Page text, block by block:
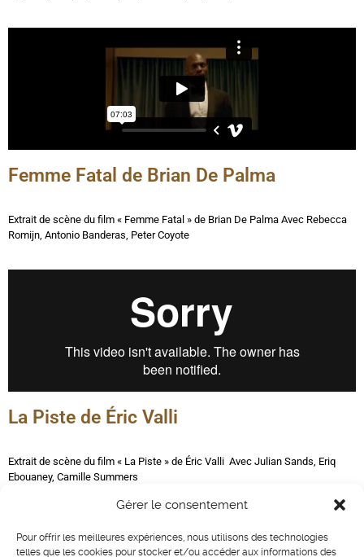
Gérer le consentement
Pour offrir les meilleures expériences, nous utilisons des technologies
telles que les cookies pour stocker et/ou accéder aux informations des
Femme Fatal de Brian De Palma
Extrait de scène du film « Femme Fatal » de Brian De Palma Avec Rebecca
Romijn, Antonio Banderas, Peter Coyote
La Piste de Éric Valli
Extrait de scène du film « La Piste » de Éric Valli Avec Julian Sands, Eriq
Ebouaney, Camille Summers